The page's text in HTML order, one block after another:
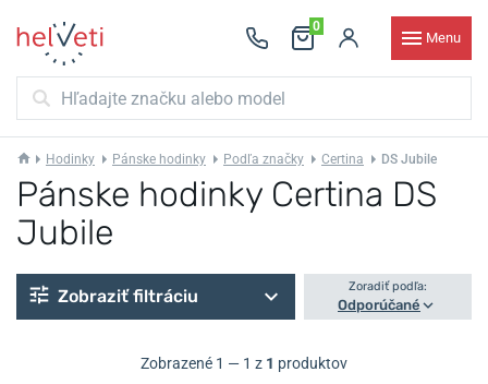
0
Menu
Hodinky Pánske hodinky Podľa značky Certina DS Jubile
Pánske hodinky Certina DS
Jubile
Zobraziť filtráciu Zoradiť podľa:
Odporúčané
Zobrazené 1 — 1 z 1 produktov